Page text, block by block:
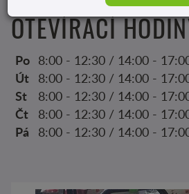
OTEVÍRACÍ
Po 8:00 - 12:30 / 14:00 -
Út 8:00 - 12:30 / 14:00 -
St
8:00 - 12:30 / 14:00 -
Čt 8:00 - 12:30 / 14:00 -
Pá 8:00 - 12:30 / 14:00 -